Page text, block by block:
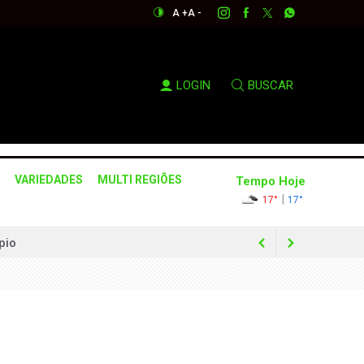
A +A -
LOGIN BUSCAR
VARIEDADES
MULTI REGIÕES
Tempo Hoje
17° | 17°